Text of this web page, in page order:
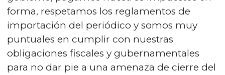
forma, respetamos los reglamentos de
importación del periódico y somos muy
puntuales en cumplir con nuestras
obligaciones fiscales y gubernamentales
para no dar pie a una amenaza de cierre del